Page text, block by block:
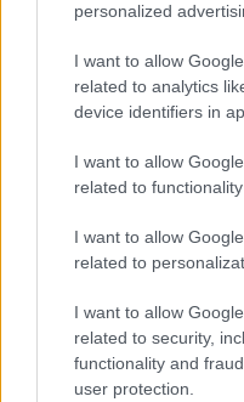
personalized
I want to allow
related to analytics
device identifiers in
I want to allow
related to
I want to allow
related to
I want to allow
related to security,
functionality and
user protection.
Kijött most is a tartós
ez az öt ember,
35 éve, az új dobos
hangulatos